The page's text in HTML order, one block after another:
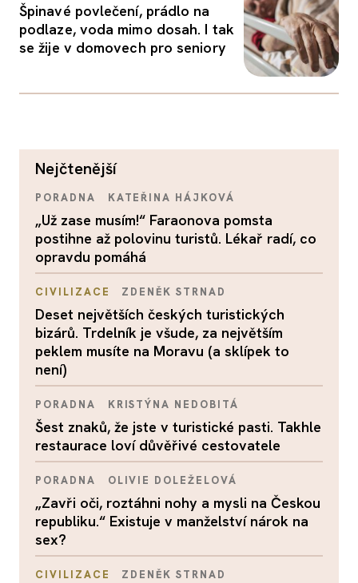
Špinavé povlečení, prádlo na
podlaze, voda mimo dosah. I tak
se žije v domovech pro seniory
nejčtenější
PORADNA KATEŘINA HÁJKOVÁ
„Už zase musím!“ Faraonova pomsta
postihne až polovinu turistů. Lékař radí, co
opravdu pomáhá
CIVILIZACE ZDENĚK STRNAD
Deset největších českých turistických
bizárů. Trdelník je všude, za největším
peklem musíte na Moravu (a sklípek to
není)
PORADNA KRISTÝNA NEDOBITÁ
Šest znaků, že jste v turistické pasti. Takhle
restaurace loví důvěřivé cestovatele
PORADNA OLIVIE DOLEŽELOVÁ
„Zavři oči, roztáhni nohy a mysli na Českou
republiku.“ Existuje v manželství nárok na
sex?
CIVILIZACE ZDENĚK STRNAD